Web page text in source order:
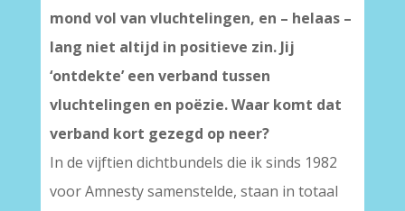
mond vol van vluchtelingen, en – helaas –
lang niet altijd in positieve zin. Jij
‘ontdekte’ een verband tussen
vluchtelingen en poëzie. Waar komt dat
verband kort gezegd op neer?
In de vijftien dichtbundels die ik sinds 1982
voor Amnesty samenstelde, staan in totaal